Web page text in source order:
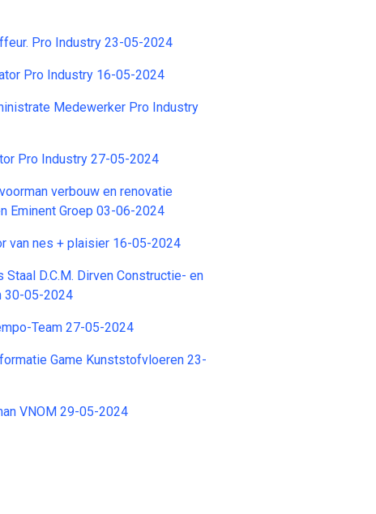
Pro Industry 23-05-2024
Pro Industry 16-05-2024
Medewerker Pro Industry
Pro Industry 27-05-2024
verbouw en renovatie
Eminent Groep 03-06-2024
van nes + plaisier 16-05-2024
Staal D.C.M. Dirven Constructie- en
30-05-2024
Team 27-05-2024
Game Kunststofvloeren 23-
VNOM 29-05-2024